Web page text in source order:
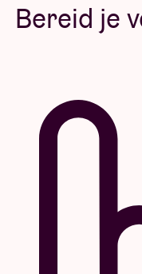
Bereid je